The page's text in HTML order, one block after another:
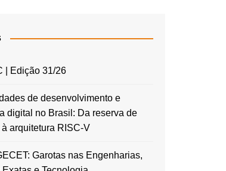
| Edição 31/26
de desenvolvimento e
digital no Brasil: Da reserva de
arquitetura RISC-V
Garotas nas Engenharias,